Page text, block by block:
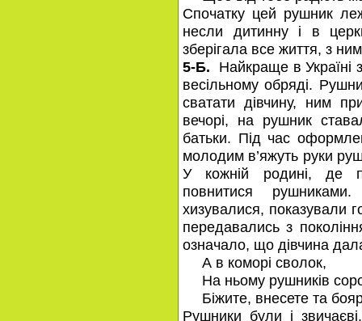
Спочатку цей рушник
несли дитинну і в
зберігала все життя, з
5-Б. Найкраще в Україні
весільному обряді.
сватати дівчину, ним
вечорі, на рушник
батьки. Під час
молодим в’яжуть руки
У кожній родині, де
повнитися
хизувалися, показували
передавались з
означало, що дівчина
А в коморі сволок,
На ньому рушників
Біжите, внесете та
Рушники були і